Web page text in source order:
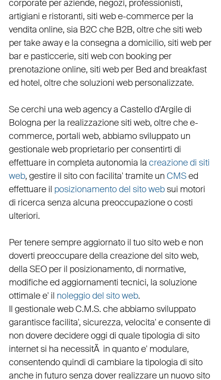
corporateperaziende, negozi, professionisti,
artigiani e ristoranti, siti web e-commerceper la
vendita online, sia B2C che B2B, oltre chesiti web
per take awaye la consegna a domicilio, siti web per
bare pasticcerie, siti web con booking per
prenotazione online, siti web per Bed and breakfast
ed hotel, oltre chesoluzioni web personalizzate.
Se cerchi una web agency a Castello d'Argiledi
Bologna per la realizzazione siti web, oltre chee-
commerce, portali web, abbiamo sviluppato un
gestionale webproprietario per consentirti di
effettuare in completa autonomia la creazione di siti
web, gestire il sito con facilita' tramite un CMSed
effettuare il posizionamento del sito websui motori
di ricerca senza alcuna preoccupazione o costi
ulteriori.
Per tenere sempre aggiornato il tuo sito web e non
doverti preoccupare della creazione del sito web,
della SEOper il posizionamento, di normative,
modifiche ed aggiornamenti tecnici, la soluzione
ottimale e' il noleggio del sito web.
Il gestionale web C.M.S. che abbiamo sviluppato
garantiscefacilita', sicurezza, velocita' e consente di
non dovere decidere oggi di quale tipologia di sito
internet si ha necessitÃ in quanto e' modulare,
consentendo quindi di cambiare la tipologia di sito
anche in futuro senza dover realizzare un nuovo sito